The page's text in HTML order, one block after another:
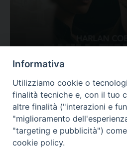
Valutazione
Complesso, Problematico
Tematica: Amore-Sentimenti,
Informativa
Utilizziamo cookie o
finalità tecniche e, con il tuo
altre finalità ("interazioni e
"miglioramento
"targeting e pubblicità")
cookie policy.